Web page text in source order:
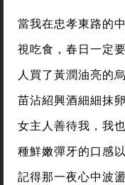
當我在忠孝東路的
視吃食，春日一定
人買了黃潤油亮的
苗沾紹興酒細細抹
女主人善待我，我
種鮮嫩彈牙的口感
記得那一夜心中波